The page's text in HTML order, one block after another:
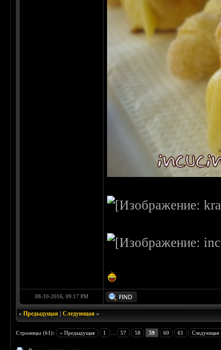
08-10-2016, 09:17 PM
«Предыдущая |Следующая »
Страницы (61): « Предыдущая 1 57 58 59 60 61 Следующая